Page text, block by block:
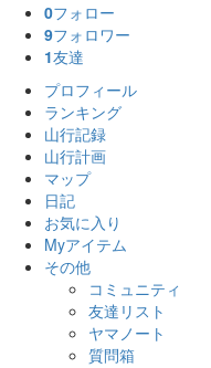
0フォロー
9フォロワー
1友達
プロフィール
ランキング
山行記録
山行計画
マップ
日記
お気に入り
Myアイテム
その他
コミュニティ
友達リスト
ヤマノート
質問箱